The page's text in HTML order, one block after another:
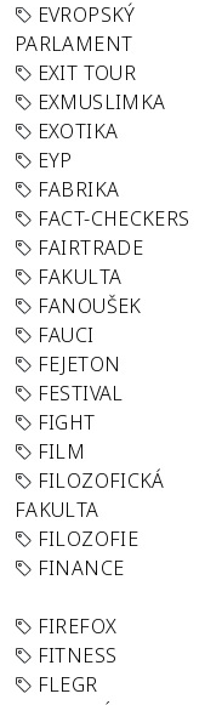
EVROPSKÝ
PARLAMENT
EXIT TOUR
EXMUSLIMKA
EXOTIKA
EYP
FABRIKA
FACT-CHECKERS
FAIRTRADE
FAKULTA
FANOUŠEK
FAUCI
FEJETON
FESTIVAL
FIGHT
FILM
FILOZOFICKÁ
FAKULTA
FILOZOFIE
FINANCE
FIREFOX
FITNESS
FLEGR